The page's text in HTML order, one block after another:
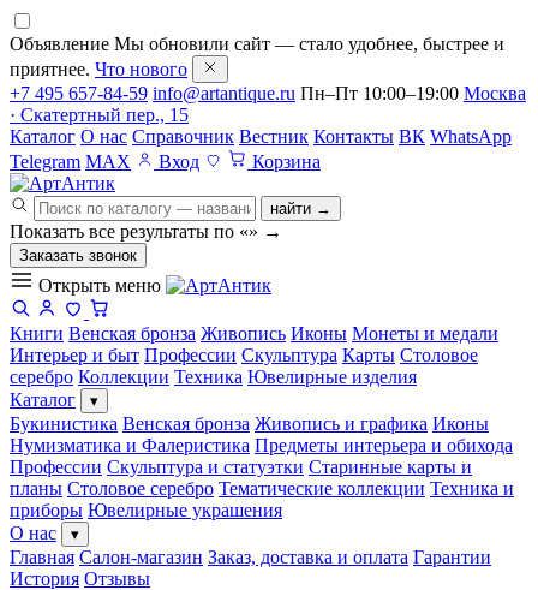
Объявление Мы обновили сайт — стало удобнее, быстрее и
приятнее. Что нового
+7 495 657-84-59 info@artantique.ru Пн–Пт 10:00–19:00 Москва
· Скатертный пер., 15
Каталог О нас Справочник Вестник Контакты ВК WhatsApp
Telegram MAX Вход Корзина
найти →
Показать все результаты по «» →
Заказать звонок
Открыть меню
Книги Венская бронза Живопись Иконы Монеты и медали
Интерьер и быт Профессии Скульптура Карты Столовое
серебро Коллекции Техника Ювелирные изделия
Каталог
▾
Букинистика Венская бронза Живопись и графика Иконы
Нумизматика и Фалеристика Предметы интерьера и обихода
Профессии Скульптура и статуэтки Старинные карты и
планы Столовое серебро Тематические коллекции Техника и
приборы Ювелирные украшения
О нас
▾
Главная Салон-магазин Заказ, доставка и оплата Гарантии
История Отзывы